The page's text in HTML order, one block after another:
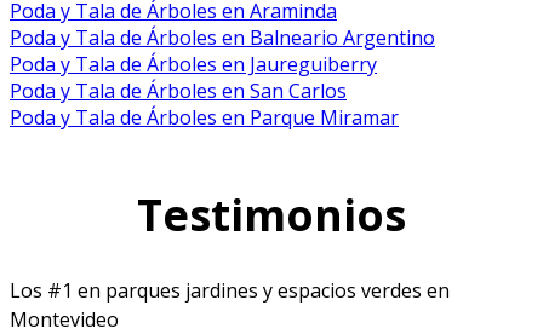
Poda y Tala de Árboles en Araminda
Poda y Tala de Árboles en Balneario Argentino
Poda y Tala de Árboles en Jaureguiberry
Poda y Tala de Árboles en San Carlos
Poda y Tala de Árboles en Parque Miramar
Testimonios
Los #1 en parques jardines y espacios verdes en
Montevideo